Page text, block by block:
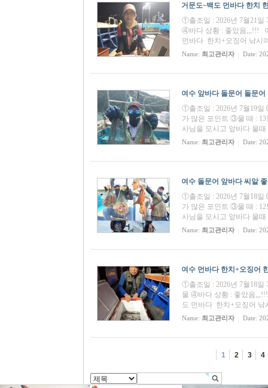
거문도~백도 먼바다 한치
①출조일 : 2026년 7월21
④바다 상황 : 좋았음,,,!!!
먼바다 한치+오징어 낚시
Name: 최고관리자 Date:
여수 앞바다 돌문어 돌문어
①출조일 : 2026년 7월19일
가 많은 포인트 ③물 때 :
사님을 모시고 앞바다 물
Name: 최고관리자 Date:
여수 돌문어 앞바다 씨알
①출조일 : 2026년 7월18일
가 많은 포인트 ③물 때 :
사님을 모시고 앞바다 물
Name: 최고관리자 Date:
여수 먼바다 한치+오징어
①출조일 : 2026년 7월18
물 ④바다 상황 : 좋았음
도 먼바다 한치+오징어
Name: 최고관리자 Date:
1 2 3 4